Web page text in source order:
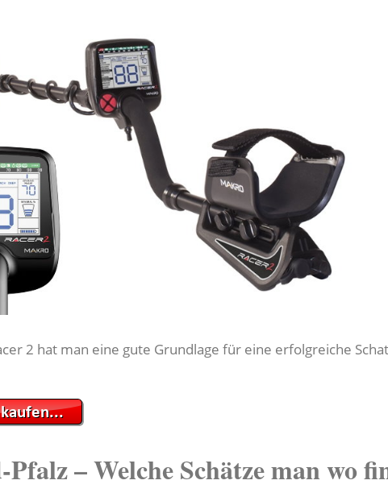
2 hat man eine gute Grundlage für eine erfolgreiche
– Welche Schätze man wo